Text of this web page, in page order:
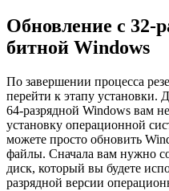
Обновление с 32-
битной Windows
По завершении процесса
перейти к этапу установки.
64-разрядной Windows вам
установку операционной
можете просто обновить
файлы. Сначала вам нужно
диск, который вы будете
разрядной версии